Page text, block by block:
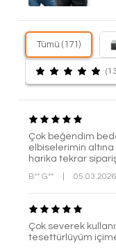
Tümü (171)
Çok beğendim
elbiselerimin altına
harika tekrar
B** G** 05.03.2026
Çok severek
tesettürlüyüm